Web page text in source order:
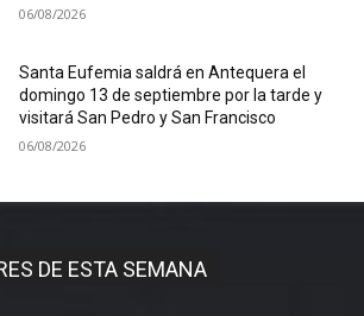
06/08/2026
Santa Eufemia saldrá en Antequera el
domingo 13 de septiembre por la tarde y
visitará San Pedro y San Francisco
06/08/2026
DE ESTA SEMANA